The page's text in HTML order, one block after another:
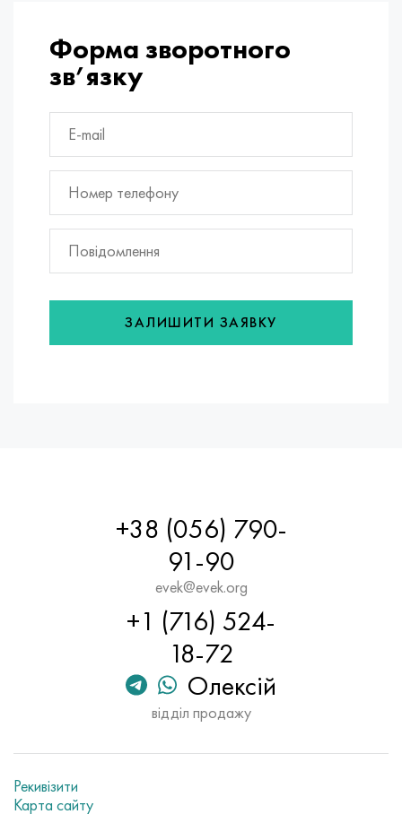
Форма зворотного
зв’язку
ЗАЛИШИТИ ЗАЯВКУ
+38 (056) 790-
91-90
evek@evek.org
+1 (716) 524-
18-72
Олексій
відділ продажу
Рекивізити
Карта сайту